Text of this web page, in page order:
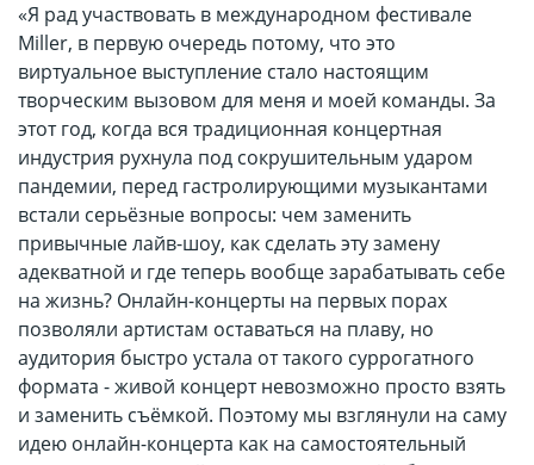
«Я рад участвовать в международном фестивале
Miller, в первую очередь потому, что это
виртуальное выступление стало настоящим
творческим вызовом для меня и моей команды. За
этот год, когда вся традиционная концертная
индустрия рухнула под сокрушительным ударом
пандемии, перед гастролирующими музыкантами
встали серьёзные вопросы: чем заменить
привычные лайв-шоу, как сделать эту замену
адекватной и где теперь вообще зарабатывать себе
на жизнь? Онлайн-концерты на первых порах
позволяли артистам оставаться на плаву, но
аудитория быстро устала от такого суррогатного
формата - живой концерт невозможно просто взять
и заменить съёмкой. Поэтому мы взглянули на саму
идею онлайн-концерта как на самостоятельный